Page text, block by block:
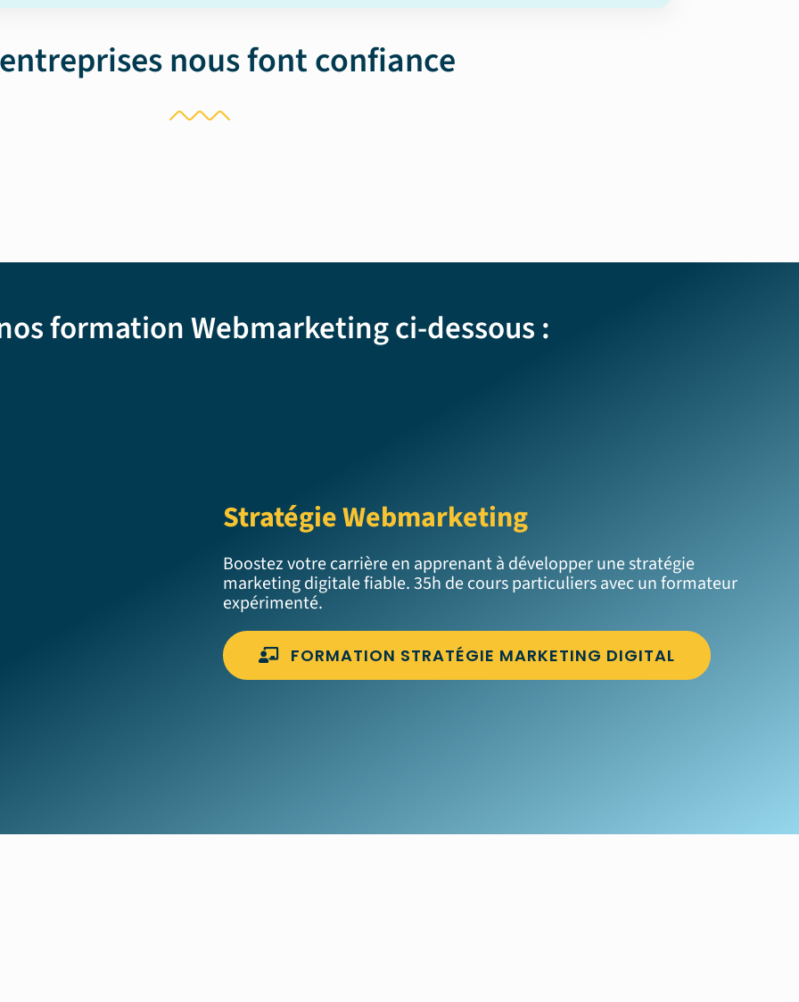
nous font confiance
formation Webmarketing ci-dessous :
Stratégie Webmarketing
Boostez votre carrière en apprenant à développer une stratégie
marketing digitale fiable. 35h de cours particuliers avec un formateur
expérimenté.
FORMATION STRATÉGIE MARKETING DIGITAL